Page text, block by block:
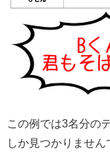
この例では3名分の
しか見つかりません